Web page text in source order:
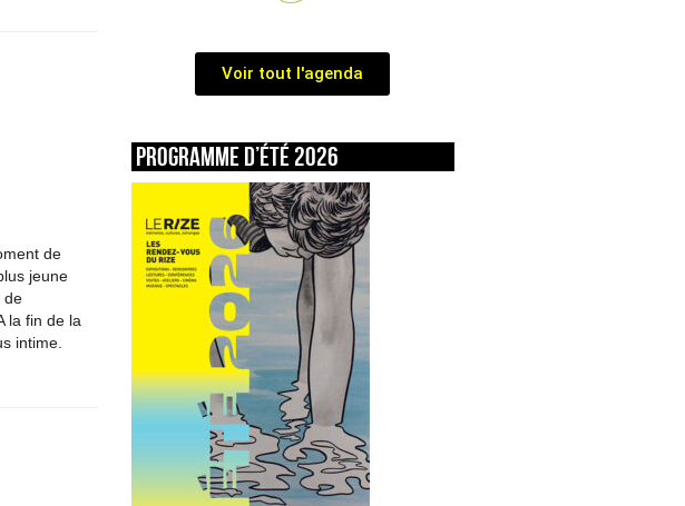
de
jeune
de
la fin de la
intime.
Voir tout l'agenda
Programme d’été 2026